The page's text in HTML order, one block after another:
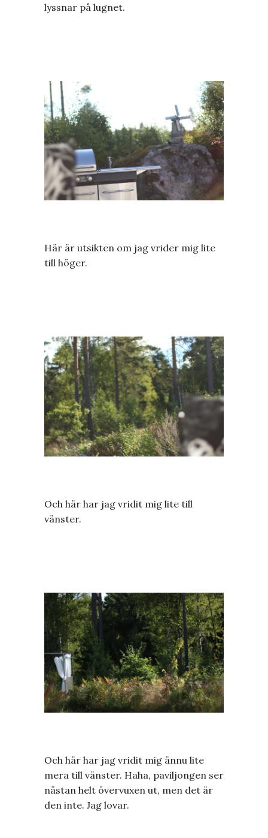
lyssnar på lugnet.
Här är utsikten om jag vrider mig lite
till höger.
Och här har jag vridit mig lite till
vänster.
Och här har jag vridit mig ännu lite
mera till vänster. Haha, paviljongen ser
nästan helt övervuxen ut, men det är
den inte. Jag lovar.